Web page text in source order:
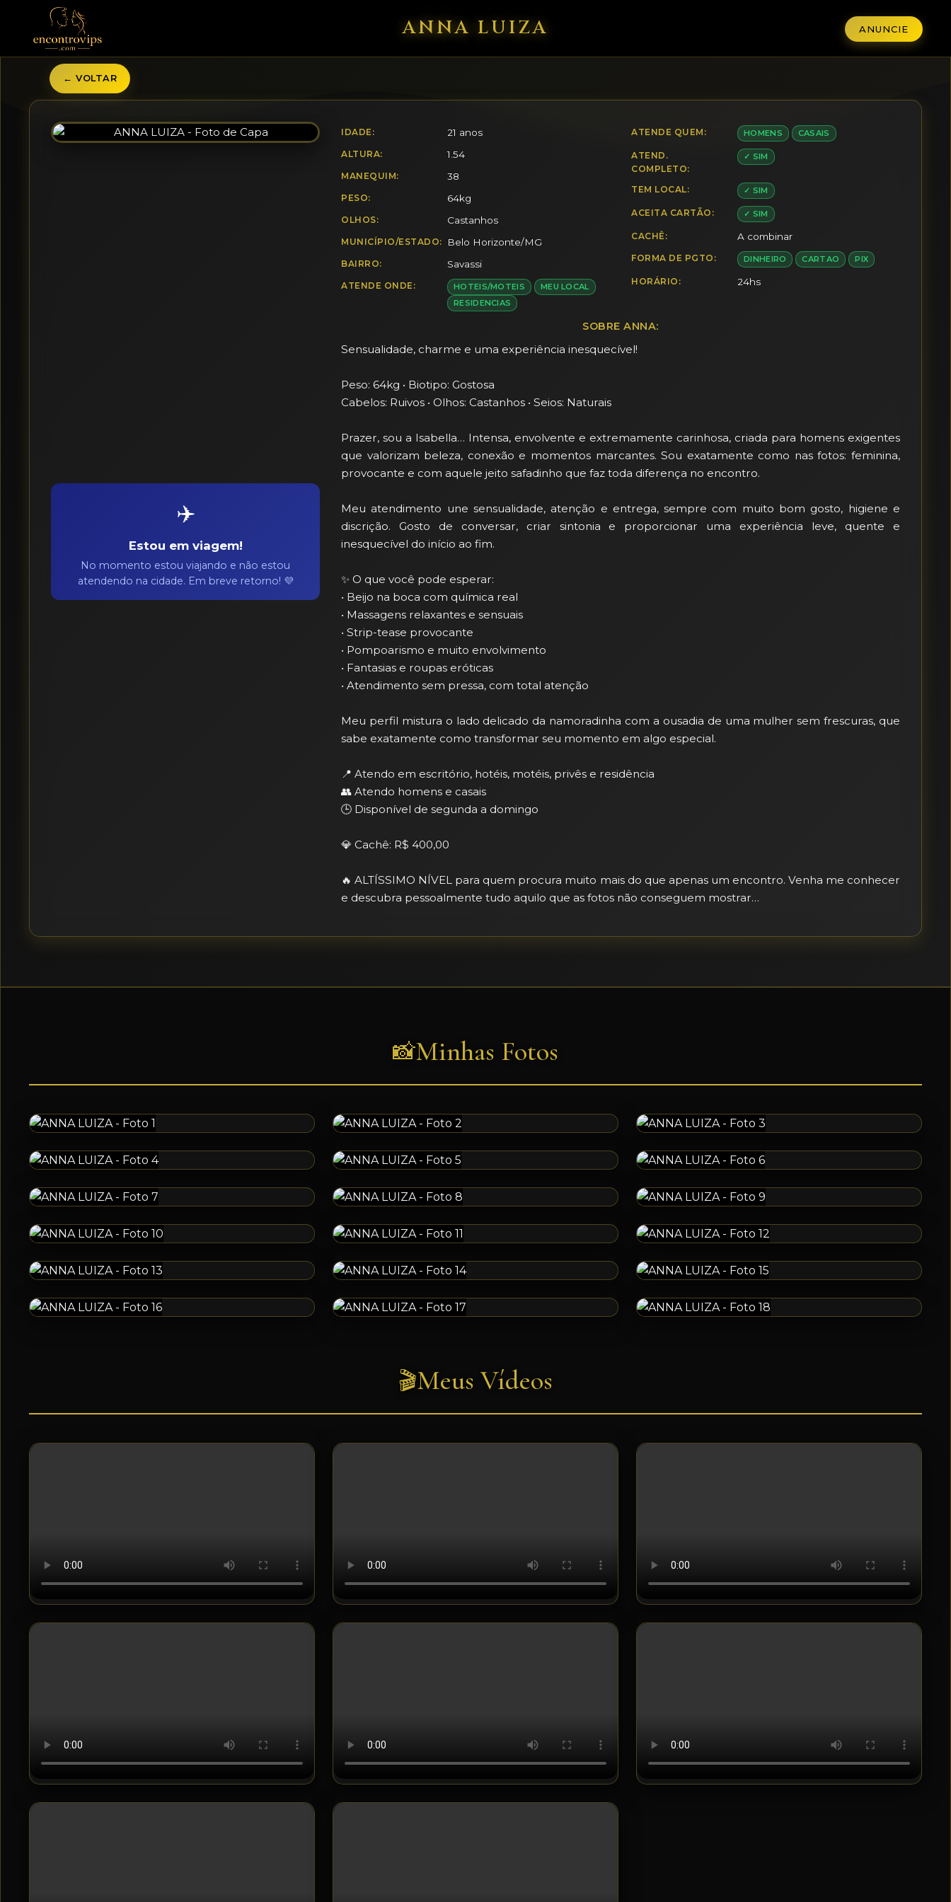
ANNA LUIZA ANUNCIE
← VOLTAR
✈️
Estou em viagem!
No momento estou viajando e não estou
atendendo na cidade. Em breve retorno! 💜
IDADE: 21 anos
ALTURA: 1.54
MANEQUIM: 38
PESO: 64kg
OLHOS: Castanhos
MUNICÍPIO/ESTADO: Belo Horizonte/MG
BAIRRO: Savassi
ATENDE ONDE: HOTEIS/MOTEIS
MEU LOCAL
RESIDENCIAS
ATENDE QUEM: HOMENS CASAIS
ATEND.
COMPLETO:
✓ SIM
TEM LOCAL: ✓ SIM
ACEITA CARTÃO: ✓ SIM
CACHÊ: A combinar
FORMA DE PGTO: DINHEIRO CARTAO PIX
HORÁRIO: 24hs
SOBRE ANNA:
Sensualidade, charme e uma experiência inesquecível!
Peso: 64kg • Biotipo: Gostosa
Cabelos: Ruivos • Olhos: Castanhos • Seios: Naturais
Prazer, sou a Isabella… Intensa, envolvente e extremamente carinhosa, criada para homens exigentes
que valorizam beleza, conexão e momentos marcantes. Sou exatamente como nas fotos: feminina,
provocante e com aquele jeito safadinho que faz toda diferença no encontro.
Meu atendimento une sensualidade, atenção e entrega, sempre com muito bom gosto, higiene e
discrição. Gosto de conversar, criar sintonia e proporcionar uma experiência leve, quente e
inesquecível do início ao fim.
✨ O que você pode esperar:
• Beijo na boca com química real
• Massagens relaxantes e sensuais
• Strip-tease provocante
• Pompoarismo e muito envolvimento
• Fantasias e roupas eróticas
• Atendimento sem pressa, com total atenção
Meu perfil mistura o lado delicado da namoradinha com a ousadia de uma mulher sem frescuras, que
sabe exatamente como transformar seu momento em algo especial.
📍 Atendo em escritório, hotéis, motéis, privês e residência
👥 Atendo homens e casais
🕒 Disponível de segunda a domingo
💎 Cachê: R$ 400,00
🔥 ALTÍSSIMO NÍVEL para quem procura muito mais do que apenas um encontro. Venha me conhecer
e descubra pessoalmente tudo aquilo que as fotos não conseguem mostrar…
📸Minhas Fotos
🎬Meus Vídeos